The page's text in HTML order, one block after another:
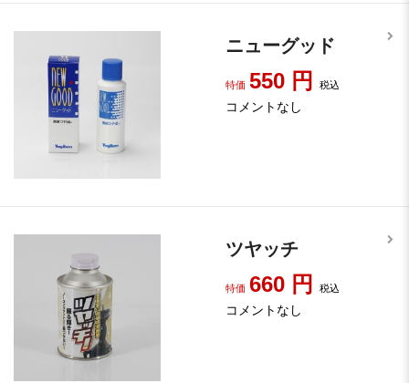
ニューグッド
特価 550 円 税込
コメントなし
ツヤッチ
特価 660 円 税込
コメントなし